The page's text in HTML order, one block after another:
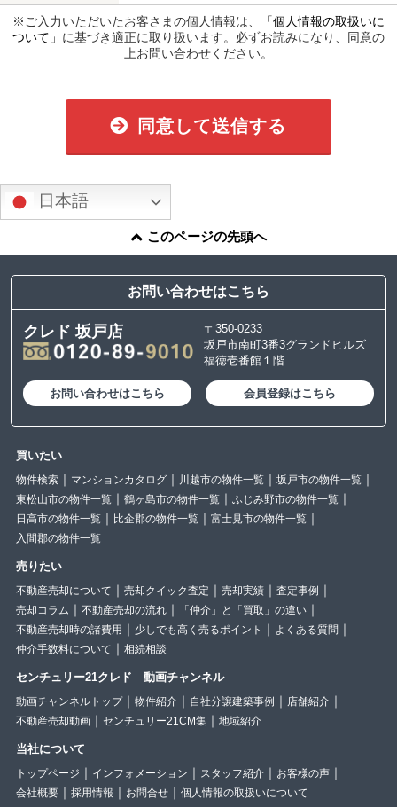
※ご入力いただいたお客さまの個人情報は、
「個人情報の取扱いに
ついて」 に基づき適正に取り扱います。必ずお読みになり、同意の
上お問い合わせください。
同意して送信する
日本語
このページの先頭へ
お問い合わせはこちら
クレド 坂戸店
〒350-0233
坂戸市南町3番3グランドヒルズ
福徳壱番館１階
お問い合わせはこちら 会員登録はこちら
買いたい
物件検索 マンションカタログ 川越市の物件一覧
坂戸市の物件一覧
東松山市の物件一覧
鶴ヶ島市の物件一覧
ふじみ野市の物件一覧
日高市の物件一覧
比企郡の物件一覧
富士見市の物件一覧
入間郡の物件一覧
売りたい
不動産売却について 売却クイック査定 売却実績
査定事例
売却コラム
不動産売却の流れ
「仲介」と「買取」の違い
不動産売却時の諸費用
少しでも高く売るポイント
よくある質問
仲介手数料について
相続相談
センチュリー21クレド 動画チャンネル
動画チャンネルトップ 物件紹介 自社分譲建築事例
店舗紹介
不動産売却動画
センチュリー21CM集 地域紹介
当社について
トップページ インフォメーション スタッフ紹介
お客様の声
会社概要
採用情報 お問合せ 個人情報の取扱いについて